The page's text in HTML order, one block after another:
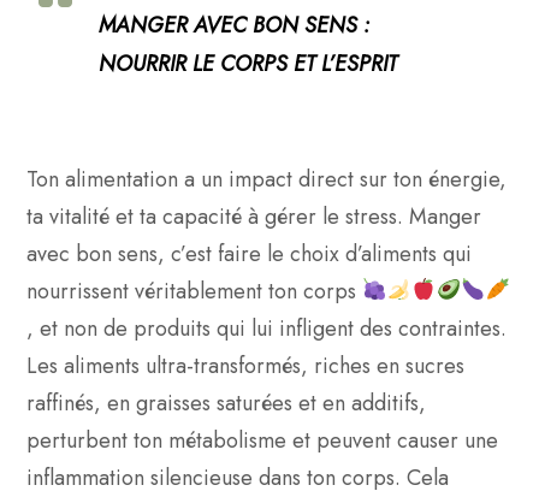
MANGER AVEC BON SENS :
NOURRIR LE CORPS ET L’ESPRIT
Ton alimentation a un impact direct sur ton énergie,
ta vitalité et ta capacité à gérer le stress. Manger
avec bon sens, c’est faire le choix d’aliments qui
nourrissent véritablement ton corps
, et non de produits qui lui infligent des contraintes.
Les aliments ultra-transformés, riches en sucres
raffinés, en graisses saturées et en additifs,
perturbent ton métabolisme et peuvent causer une
inflammation silencieuse dans ton corps. Cela